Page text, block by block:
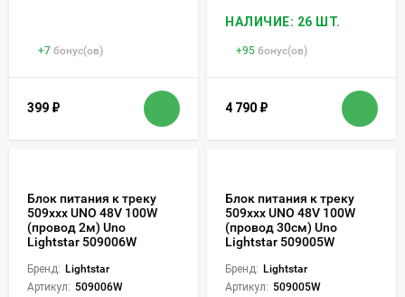
+7 бонус(ов)
399 ₽
НАЛИЧИЕ: 26 ШТ.
+95 бонус(ов)
4 790 ₽
Блок питания к треку
509ххх UNO 48V 100W
(провод 2м) Uno
Lightstar 509006W
Бренд: Lightstar
Артикул: 509006W
Блок питания к треку
509ххх UNO 48V 100W
(провод 30см) Uno
Lightstar 509005W
Бренд: Lightstar
Артикул: 509005W